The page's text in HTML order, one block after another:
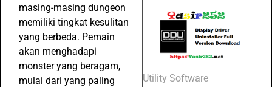
masing-masing dungeon
memiliki tingkat kesulitan
yang berbeda. Pemain
akan menghadapi
monster yang beragam,
mulai dari yang paling
Utility Software